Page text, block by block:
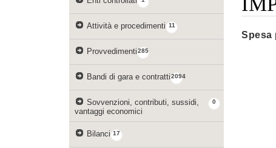
11
Attività e procedimenti
285
Provvedimenti
2094
Bandi di gara e contratti
0
Sovvenzioni, contributi, sussidi,
vantaggi economici
17
Bilanci
Spesa